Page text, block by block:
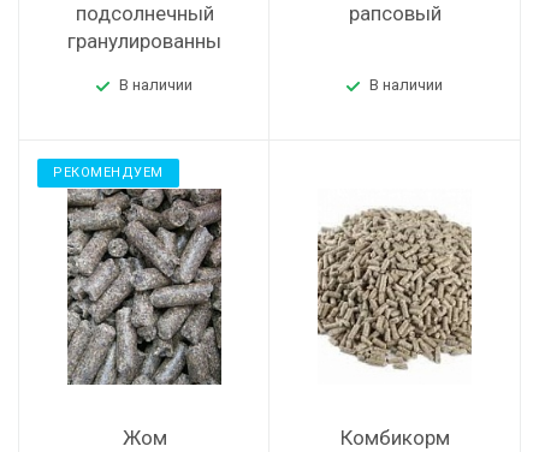
подсолнечный
гранулированный
В наличии
рапсовый
В наличии
РЕКОМЕНДУЕМ
Жом
Комбикорм